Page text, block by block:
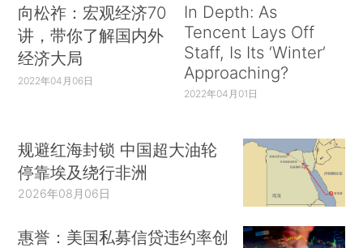
向松祚：宏观经济70
讲，带你了解国内外
经济大局
2022年04月06日
In Depth: As
Tencent Lays Off
Staff, Is Its ‘Winter’
Approaching?
2022年04月01日
规避红海封锁 中国超大油轮
停靠埃及绕行非洲
2026年08月06日
惠誉：美国私募信贷违约率创